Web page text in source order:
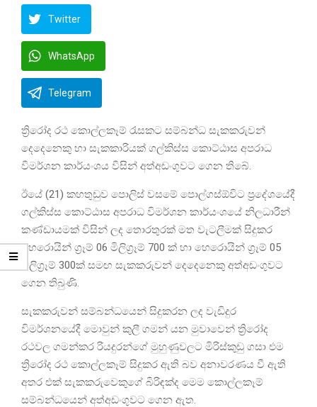
Twitter
WhatsApp
Telegram
ත්‍රිරෝද රථ කොල්ලකෑම් රැසකට සම්බන්ධ සැකකරුවන්
දෙදෙනෙකු හා සැකකාරියක් ගල්කිස්ස කොට්ඨාස අපරාධ
විමර්ශන කාර්යංශය විසින් අත්අඩංගුවට ගෙන තිබේ.
ඊයේ (21) කහතුඩුව පොලිස් වසමේ පොල්ගස්ඕවිට ප්‍රදේශයේදී
ගල්කිස්ස කොට්ඨාස අපරාධ විමර්ශන කාර්යංශයේ නිලධාරීන්
කණ්ඩායමක් විසින් ලද තොරතුරක් මත වැටලීමක් සිදුකර
හෙරොයින් ග්‍රෑම් 06 මිලිග්‍රෑම් 700 ක් හා හෙරොයින් ග්‍රෑම් 05
මිලිග්‍රෑම් 300ක් සමඟ සැකකරුවන් දෙදෙනෙකු අත්අඩංගුවට
ගෙන තිබුණි.
සැකකරුවන් සම්බන්ධයෙන් සිදුකරන ලද වැඩිදුර
විමර්ශනයේදී මොවුන් කුලී ගමන් යන මුවාවෙන් ත්‍රිරෝද
රථවල ගමන්කර රියදුරන්ගේ මුහුණුවලට මිරිස්කුඩු ගසා එම
ත්‍රිරෝද රථ කොල්ලකෑම් සිදුකර ඇති බව අනාවරණය වී ඇති
අතර එක් සැකකරුවෙකුගේ බිරිඳක්ද මෙම කොල්ලකෑම්
සම්බන්ධයෙන් අත්අඩංගුවට ගෙන ඇත.